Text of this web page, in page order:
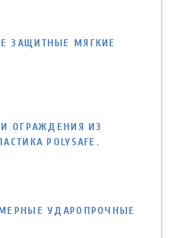
ЗАЩИТНЫЕ МЯГКИЕ
ОГРАЖДЕНИЯ ИЗ
POLYSAFE.
УДАРОПРОЧНЫЕ